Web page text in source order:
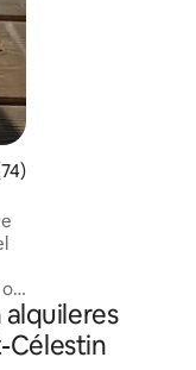
promedio: 5 de
alquileres
Célestin